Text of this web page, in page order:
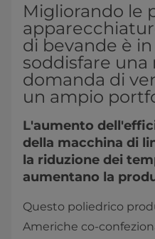
Migliorando le
di bevande è
soddisfare una
domanda di
un ampio
L'aumento
della macchina di
la riduzione dei
aumentano la
Questo poliedrico
Americhe co-